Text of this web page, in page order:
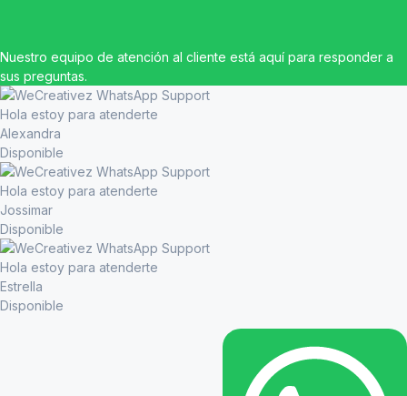
Nuestro equipo de atención al cliente está aquí para responder a
sus preguntas.
Hola estoy para atenderte
Alexandra
Disponible
Hola estoy para atenderte
Jossimar
Disponible
Hola estoy para atenderte
Estrella
Disponible